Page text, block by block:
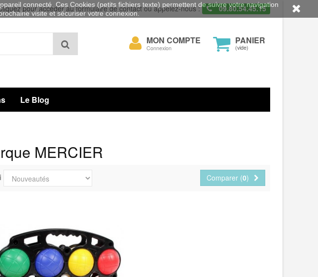
pour accéder au formulaire de contact ou appelez-nous : 09.80.54.45.15
PANIER
(vide)
Mon
compte
MON COMPTE
Connexion
Le Blog
MERCIER
Comparer (0)
connecté. Ces Cookies (petits fichiers texte) permettent de suivre votre navigation
visite et sécuriser votre connexion.